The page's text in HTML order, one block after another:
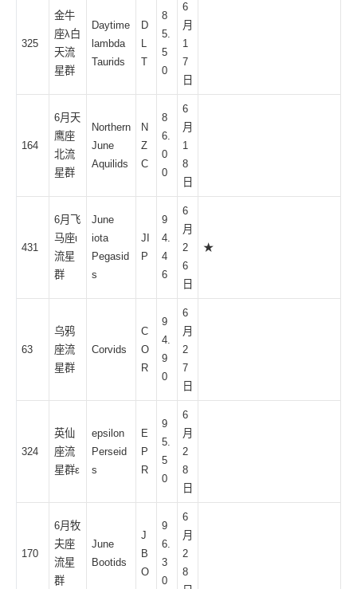
325
金牛
座λ白
天流
星群
Daytime
lambda
Taurids
D
L
T
8
5.
5
0
6
月
1
7
日
164
6月天
鹰座
北流
星群
Northern
June
Aquilids
N
Z
C
8
6.
0
0
6
月
1
8
日
431
6月飞
马座ι
流星
群
June
iota
Pegasid
s
JI
P
9
4.
4
6
6
月
2
6
日
★
63
乌鸦
座流
星群
Corvids
C
O
R
9
4.
9
0
6
月
2
7
日
324
英仙
座流
星群ε
epsilon
Perseid
s
E
P
R
9
5.
5
0
6
月
2
8
日
170
6月牧
夫座
流星
群
June
Bootids
J
B
O
9
6.
3
0
6
月
2
8